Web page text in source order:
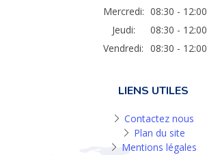
Mercredi: 08:30 - 12:00
Jeudi:
08:30 - 12:00
Vendredi: 08:30 - 12:00
LIENS UTILES
Contactez nous
Plan du site
Mentions légales